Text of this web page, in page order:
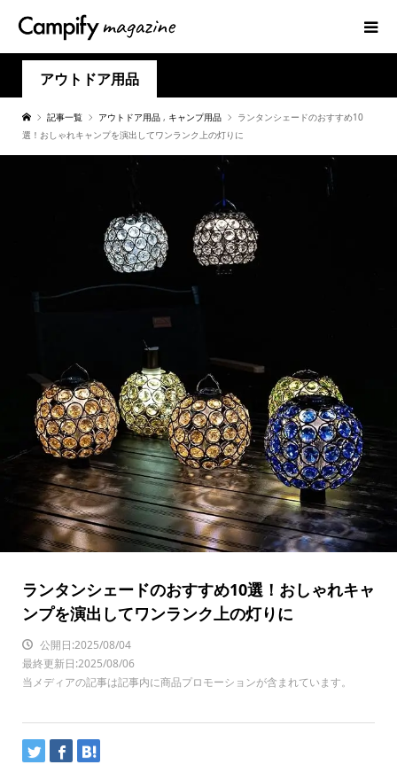
アウトドア用品
記事一覧 アウトドア用品 , キャンプ用品
ランタンシェードのおすすめ10
選！おしゃれキャンプを演出してワンランク上の灯りに
ランタンシェードのおすすめ10選！おしゃれキャ
ンプを演出してワンランク上の灯りに
公開日:2025/08/04
最終更新日:2025/08/06
当メディアの記事は記事内に商品プロモーションが含まれています。